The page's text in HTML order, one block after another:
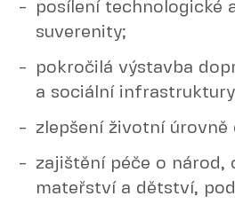
posílení technologické
suverenity;
pokročilá výstavba
a sociální
zlepšení životní úrovně
zajištění péče o národ,
mateřství a dětství,